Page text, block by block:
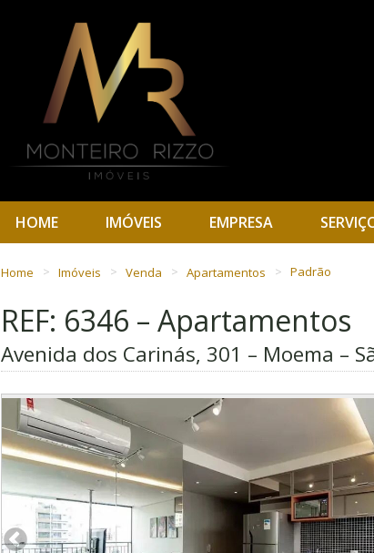
HOME IMÓVEIS EMPRESA
Home Imóveis Venda Apartamentos Padrão
REF: 6346 – Apartamentos
Avenida dos Carinás, 301 – Moema –